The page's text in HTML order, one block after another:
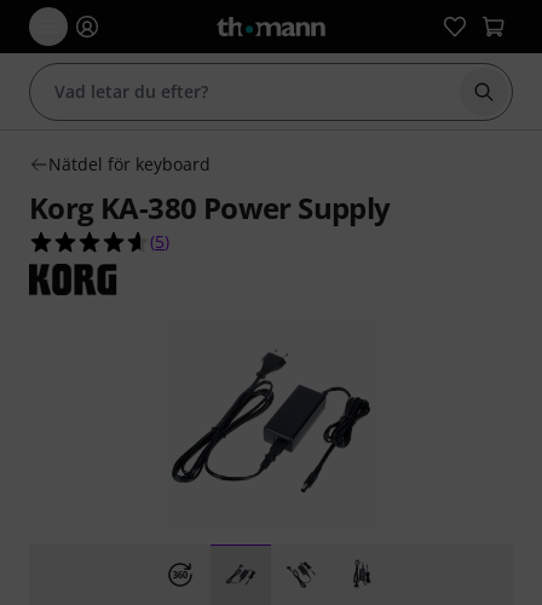
Börja
Nätdel för keyboard
Korg KA-380 Power Supply
4.6 av 5 stjärnor från 5 kundbetyg
(5)